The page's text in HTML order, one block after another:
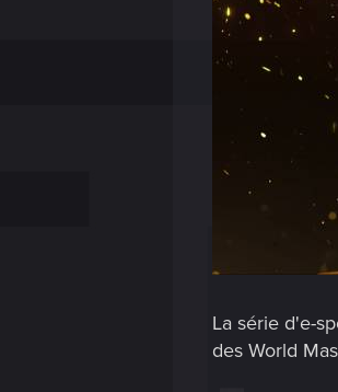
La série d'e-
des World